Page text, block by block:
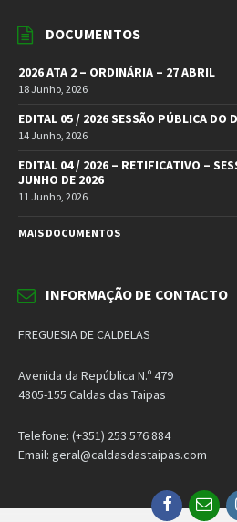
DOCUMENTOS
2026 ATA 2 – ORDINÁRIA – 27 ABRIL
18 Junho, 2026
EDITAL 05 / 2026 SESSÃO PÚBLICA DO
14 Junho, 2026
EDITAL 04 / 2026 – RETIFICATIVO –
JUNHO DE 2026
11 Junho, 2026
MAIS DOCUMENTOS
INFORMAÇÃO DE CONTACTO
FREGUESIA DE CALDELAS
Avenida da República N.º 479
4805-155 Caldas das Taipas
Telefone: (+351) 253 576 884
Email: geral@caldasdastaipas.com
Facebook